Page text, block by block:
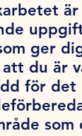
är
ger
du är
för det
som